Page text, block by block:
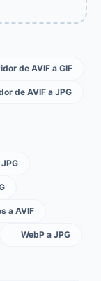
de AVIF a GIF
de AVIF a JPG
JPG
a AVIF
WebP a JPG